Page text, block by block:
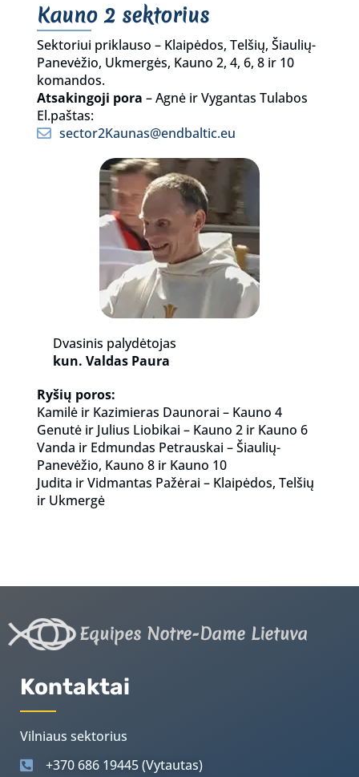
Kauno 2 sektorius
Sektoriui priklauso – Klaipėdos, Telšių, Šiaulių-
Panevėžio, Ukmergės, Kauno 2, 4, 6, 8 ir 10
komandos.
Atsakingoji pora – Agnė ir Vygantas Tulabos
El.paštas:
sector2Kaunas@endbaltic.eu
Dvasinis palydėtojas
kun. Valdas Paura
Ryšių poros:
Kamilė ir Kazimieras Daunorai – Kauno 4
Genutė ir Julius Liobikai – Kauno 2 ir Kauno 6
Vanda ir Edmundas Petrauskai – Šiaulių-
Panevėžio, Kauno 8 ir Kauno 10
Judita ir Vidmantas Pažėrai – Klaipėdos, Telšių
ir Ukmergė
Equipes Notre-Dame Lietuva
Kontaktai
Vilniaus sektorius
+370 686 19445 (Vytautas)